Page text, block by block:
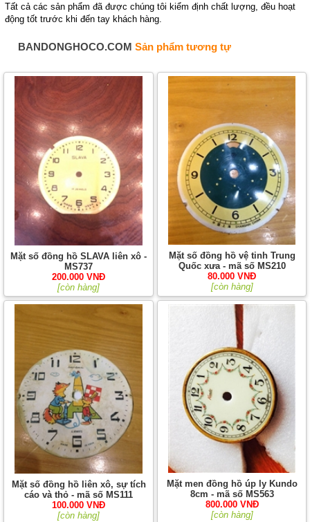
Tất cả các sản phẩm đã được chúng tôi kiểm định chất lượng, đều hoạt
động tốt trước khi đến tay khách hàng.
BANDONGHOCO.COM Sản phẩm tương tự
Mặt số đồng hồ SLAVA liên xô -
MS737
200.000 VNĐ
[còn hàng]
Mặt số đồng hồ vệ tinh Trung
Quốc xưa - mã số MS210
80.000 VNĐ
[còn hàng]
Mặt số đồng hồ liên xô, sự tích
cáo và thỏ - mã số MS111
100.000 VNĐ
[còn hàng]
Mặt men đồng hồ úp ly Kundo
8cm - mã số MS563
800.000 VNĐ
[còn hàng]